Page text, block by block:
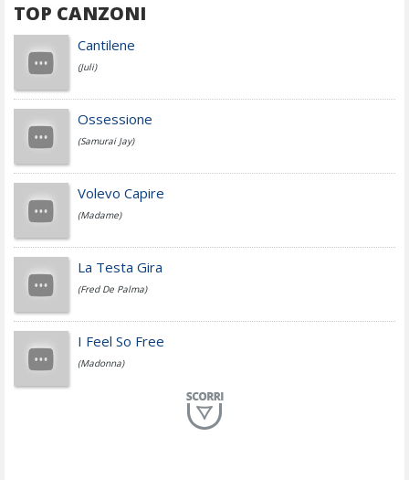
Achille Lauro
Cesare Cremonini
Jovanotti
Fedez
Simone Cristicchi
TOP CANZONI
Cantilene
(Juli)
Ossessione
(Samurai Jay)
Volevo Capire
(Madame)
La Testa Gira
(Fred De Palma)
I Feel So Free
(Madonna)